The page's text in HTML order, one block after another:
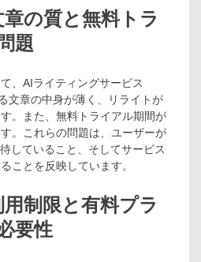
の質と無料トラ
題
、AIライティングサービス
文章の中身が薄く、リライトが
。また、無料トライアル期間が
。これらの問題は、ユーザーが
していること、そしてサービス
ことを反映しています。
制限と有料プラ
要性